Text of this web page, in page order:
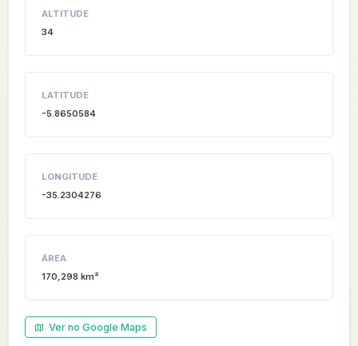
ALTITUDE
34
LATITUDE
-5.8650584
LONGITUDE
-35.2304276
ÁREA
170,298 km²
Ver no Google Maps